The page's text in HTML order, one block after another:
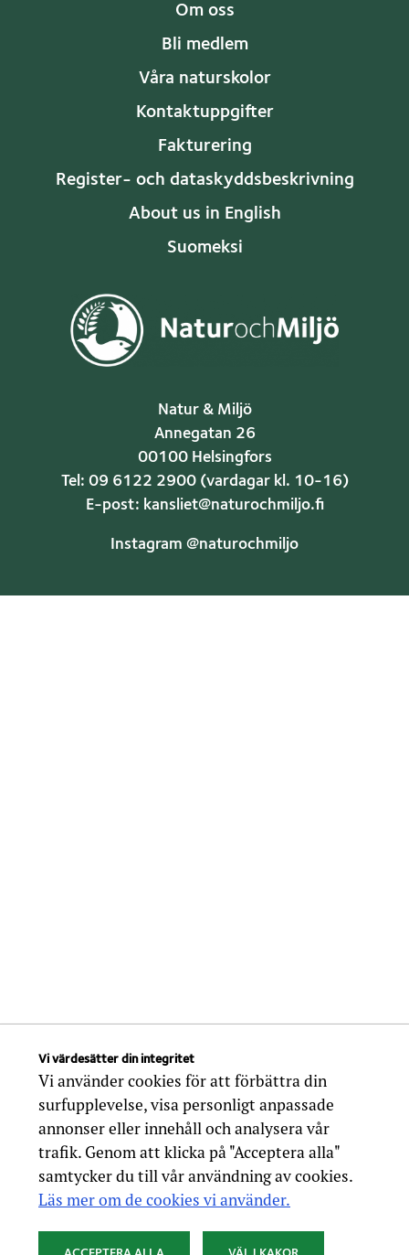
Vi värdesätter din integritet
Vi använder cookies för att förbättra din
surfupplevelse, visa personligt anpassade
annonser eller innehåll och analysera vår
trafik. Genom att klicka på "Acceptera alla"
samtycker du till vår användning av cookies.
Läs mer om de cookies vi använder.
Om oss
Bli medlem
Våra naturskolor
Kontaktuppgifter
Fakturering
Register- och dataskyddsbeskrivning
About us in English
Suomeksi
Natur & Miljö
Annegatan 26
00100 Helsingfors
Tel: 09 6122 2900 (vardagar kl. 10-16)
E-post: kansliet@naturochmiljo.fi
Instagram @naturochmiljo